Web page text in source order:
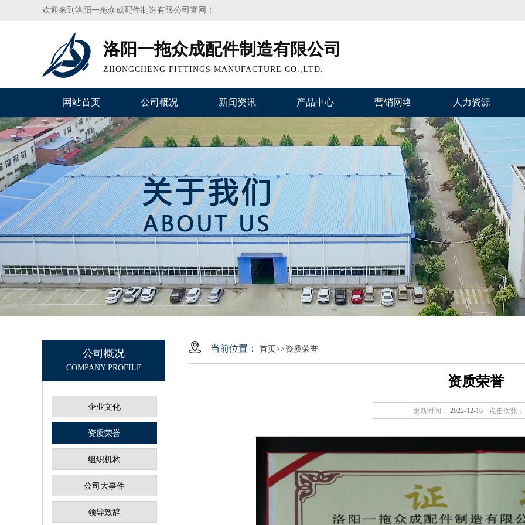
欢迎来到洛阳一拖众成配件制造有限公司官网！
洛阳一拖众成配件制造有限公司
ZHONGCHENG FITTINGS MANUFACTURE CO.,LTD.
网站首页 公司概况 新闻资讯 产品中心 营销网络 人力资源
公司概况
COMPANY PROFILE
企业文化
资质荣誉
组织机构
公司大事件
领导致辞
当前位置： 首页>>资质荣誉
资质荣誉
更新时间： 2022-12-16 点击次数：